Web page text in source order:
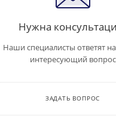
Нужна
Наши специалисты ответят
интересующий вопрос
ЗАДАТЬ ВОПРОС